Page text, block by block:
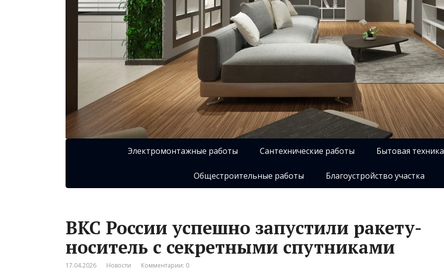
Электромонтажные работы Сантехнические работы Бытовая техника
Общестроительные работы Благоустройство участка
ВКС России успешно запустили ракету-
носитель с секретными спутниками
17.04.2026 Новости Комментарии: 0